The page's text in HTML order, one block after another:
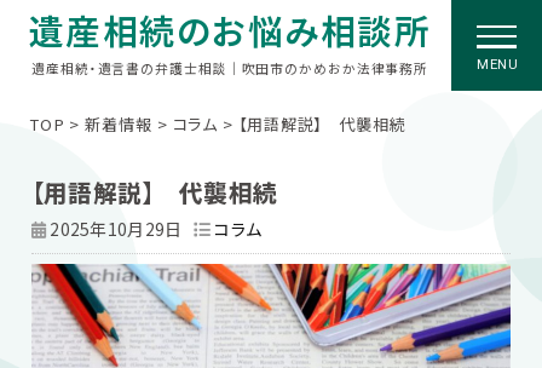
遺産相続のお悩み相談所
遺産相続・遺言書の弁護士相談｜吹田市のかめおか法律事務所 MENU
TOP >新着情報 > コラム > 【用語解説】 代襲相続
【用語解説】 代襲相続
2025年10月29日 コラム